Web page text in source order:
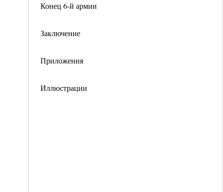
Конец 6-й армии
Заключение
Приложения
Иллюстрации